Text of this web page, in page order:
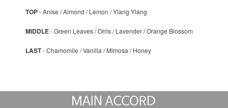
TOP- Anise / Almond / Lemon / Ylang Ylang
MIDDLE- Green Leaves / Orris / Lavender / Orange Blossom
LAST- Chamomile / Vanilla / Mimosa / Honey